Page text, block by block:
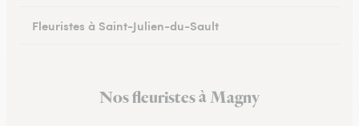
Fleuristes à Saint-Julien-du-Sault
Fleuristes à MonéteauNos fleuristes à Magny